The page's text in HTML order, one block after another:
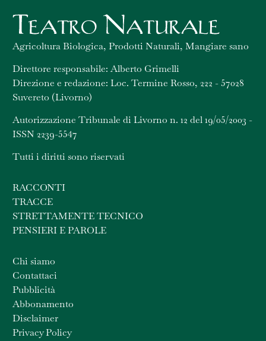
Agricoltura Biologica, Prodotti Naturali, Mangiare sano
Direttore responsabile: Alberto Grimelli
Direzione e redazione: Loc. Termine Rosso, 222 - 57028
Suvereto (Livorno)
Autorizzazione Tribunale di Livorno n. 12 del 19/05/2003 -
ISSN 2239-5547
Tutti i diritti sono riservati
RACCONTI
TRACCE
STRETTAMENTE TECNICO
PENSIERI E PAROLE
Chi siamo
Contattaci
Pubblicità
Abbonamento
Disclaimer
Privacy Policy